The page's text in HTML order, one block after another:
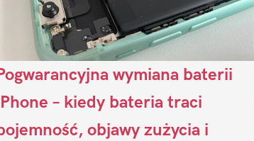
wymiana baterii
– kiedy bateria traci
objawy zużycia i